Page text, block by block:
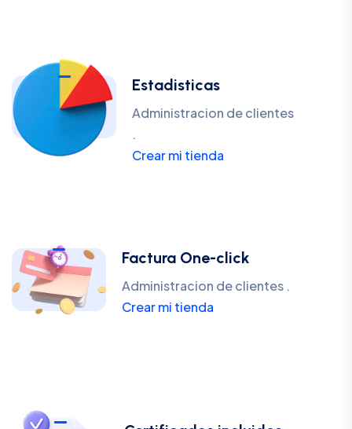
Estadisticas
Administracion de clientes
.
Crear mi tienda
Factura One-click
Administracion de clientes .
Crear mi tienda